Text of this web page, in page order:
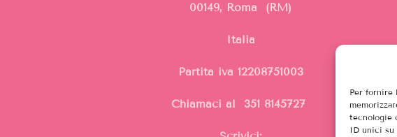
Per fornire
tecnologie
ID unici
00149, Roma (RM)
Italia
Partita iva 12208751003
Chiamaci al 351 8145727